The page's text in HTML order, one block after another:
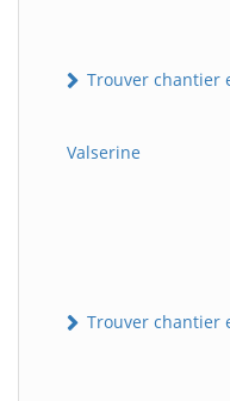
Trouver chantier
Valserine
Trouver chantier